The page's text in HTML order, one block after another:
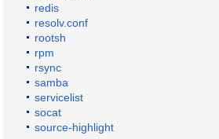
redis
resolv.conf
rootsh
rpm
rsync
samba
servicelist
socat
source-highlight